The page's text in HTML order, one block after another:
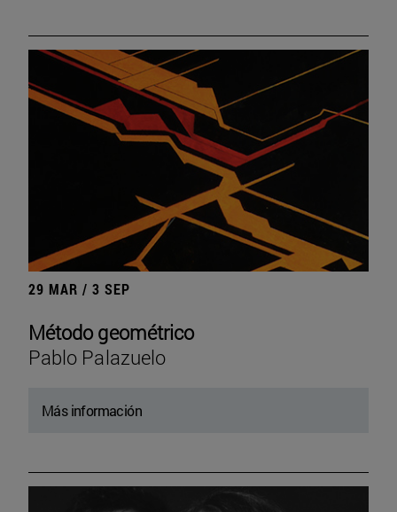
29 MAR / 3 SEP
Método geométrico
Pablo Palazuelo
Más información